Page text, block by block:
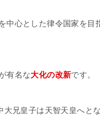
中心とした律令国家を目
有名な大化の改新です。
大兄皇子は天智天皇へとな